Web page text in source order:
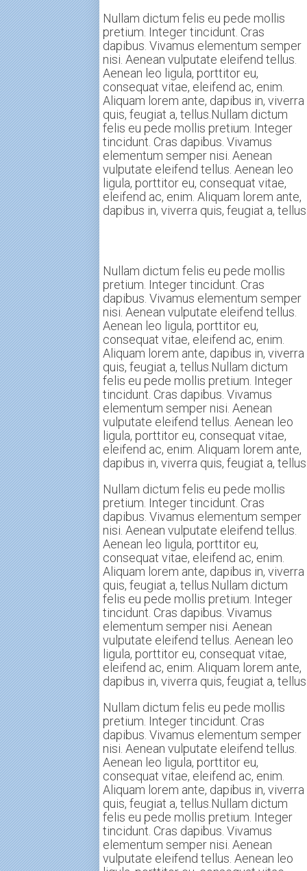
Nullam dictum felis eu pede mollis
pretium. Integer tincidunt. Cras
dapibus. Vivamus elementum semper
nisi. Aenean vulputate eleifend tellus.
Aenean leo ligula, porttitor eu,
consequat vitae, eleifend ac, enim.
Aliquam lorem ante, dapibus in, viverra
quis, feugiat a, tellus.Nullam dictum
felis eu pede mollis pretium. Integer
tincidunt. Cras dapibus. Vivamus
elementum semper nisi. Aenean
vulputate eleifend tellus. Aenean leo
ligula, porttitor eu, consequat vitae,
eleifend ac, enim. Aliquam lorem ante,
dapibus in, viverra quis, feugiat a,
Nullam dictum felis eu pede mollis
pretium. Integer tincidunt. Cras
dapibus. Vivamus elementum semper
nisi. Aenean vulputate eleifend tellus.
Aenean leo ligula, porttitor eu,
consequat vitae, eleifend ac, enim.
Aliquam lorem ante, dapibus in, viverra
quis, feugiat a, tellus.Nullam dictum
felis eu pede mollis pretium. Integer
tincidunt. Cras dapibus. Vivamus
elementum semper nisi. Aenean
vulputate eleifend tellus. Aenean leo
ligula, porttitor eu, consequat vitae,
eleifend ac, enim. Aliquam lorem ante,
dapibus in, viverra quis, feugiat a,
Nullam dictum felis eu pede mollis
pretium. Integer tincidunt. Cras
dapibus. Vivamus elementum semper
nisi. Aenean vulputate eleifend tellus.
Aenean leo ligula, porttitor eu,
consequat vitae, eleifend ac, enim.
Aliquam lorem ante, dapibus in, viverra
quis, feugiat a, tellus.Nullam dictum
felis eu pede mollis pretium. Integer
tincidunt. Cras dapibus. Vivamus
elementum semper nisi. Aenean
vulputate eleifend tellus. Aenean leo
ligula, porttitor eu, consequat vitae,
eleifend ac, enim. Aliquam lorem ante,
dapibus in, viverra quis, feugiat a,
Nullam dictum felis eu pede mollis
pretium. Integer tincidunt. Cras
dapibus. Vivamus elementum semper
nisi. Aenean vulputate eleifend tellus.
Aenean leo ligula, porttitor eu,
consequat vitae, eleifend ac, enim.
Aliquam lorem ante, dapibus in, viverra
quis, feugiat a, tellus.Nullam dictum
felis eu pede mollis pretium. Integer
tincidunt. Cras dapibus. Vivamus
elementum semper nisi. Aenean
vulputate eleifend tellus. Aenean leo